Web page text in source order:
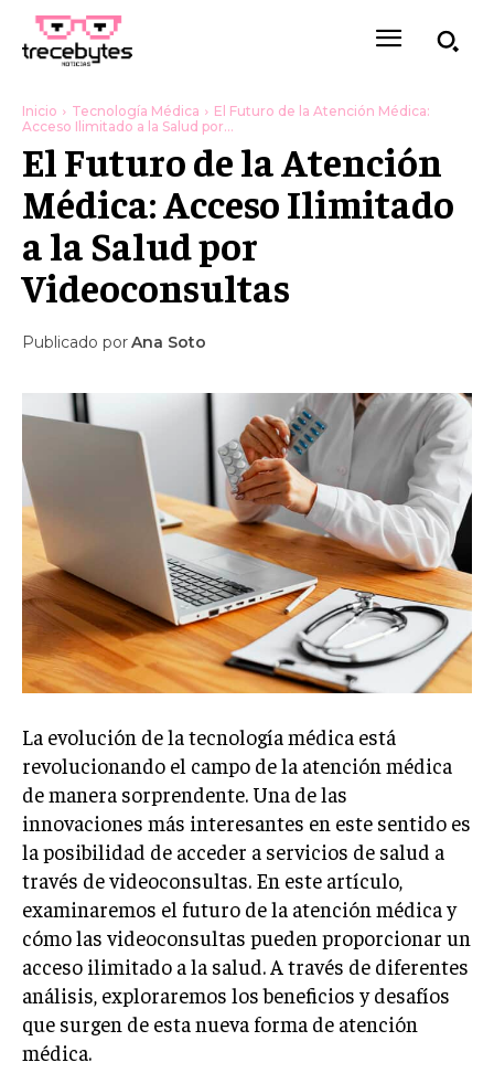
Inicio Tecnología Médica
El Futuro de la Atención Médica:
Acceso Ilimitado a la Salud por...
El Futuro de la Atención
Médica: Acceso Ilimitado
a la Salud por
Videoconsultas
Publicado porAna Soto
La evolución de la tecnología médica está
revolucionando el campo de la atención médica
de manera sorprendente. Una de las
innovaciones más interesantes en este sentido es
la posibilidad de acceder a servicios de salud a
través de videoconsultas. En este artículo,
examinaremos el futuro de la atención médica y
cómo las videoconsultas pueden proporcionar un
acceso ilimitado a la salud. A través de diferentes
análisis, exploraremos los beneficios y desafíos
que surgen de esta nueva forma de atención
médica.